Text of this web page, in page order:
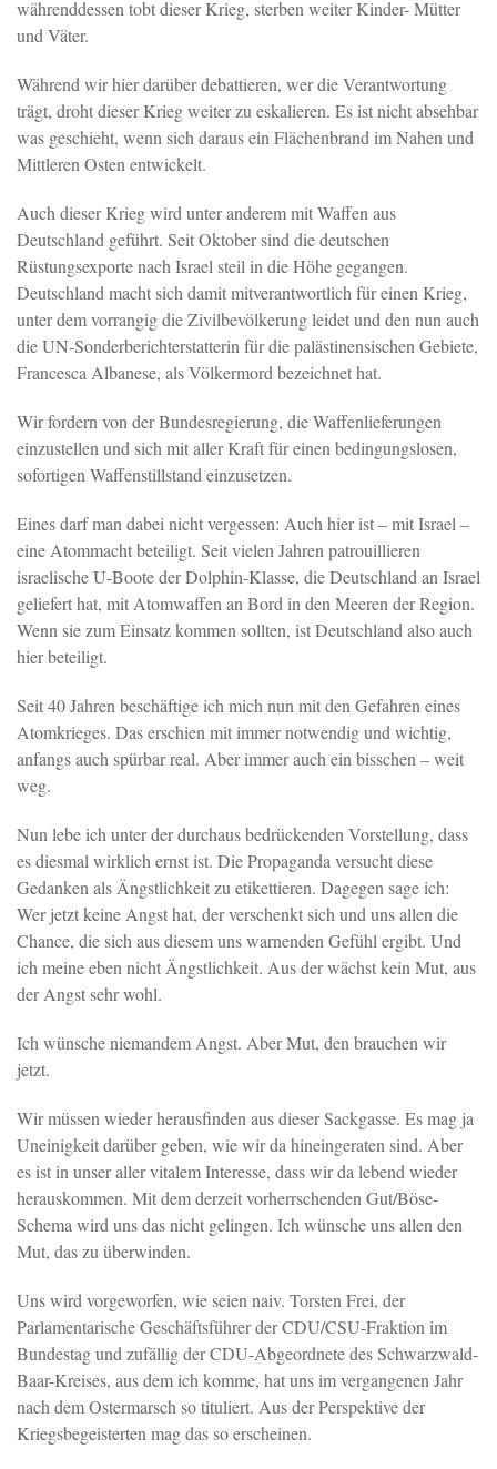
währenddessen tobt dieser Krieg, sterben weiter Kinder- Mütter
und Väter.
Während wir hier darüber debattieren, wer die Verantwortung
trägt, droht dieser Krieg weiter zu eskalieren. Es ist nicht absehbar
was geschieht, wenn sich daraus ein Flächenbrand im Nahen und
Mittleren Osten entwickelt.
Auch dieser Krieg wird unter anderem mit Waffen aus
Deutschland geführt. Seit Oktober sind die deutschen
Rüstungsexporte nach Israel steil in die Höhe gegangen.
Deutschland macht sich damit mitverantwortlich für einen Krieg,
unter dem vorrangig die Zivilbevölkerung leidet und den nun auch
die UN-Sonderberichterstatterin für die palästinensischen Gebiete,
Francesca Albanese, als Völkermord bezeichnet hat.
Wir fordern von der Bundesregierung, die Waffenlieferungen
einzustellen und sich mit aller Kraft für einen bedingungslosen,
sofortigen Waffenstillstand einzusetzen.
Eines darf man dabei nicht vergessen: Auch hier ist – mit Israel –
eine Atommacht beteiligt. Seit vielen Jahren patrouillieren
israelische U-Boote der Dolphin-Klasse, die Deutschland an Israel
geliefert hat, mit Atomwaffen an Bord in den Meeren der Region.
Wenn sie zum Einsatz kommen sollten, ist Deutschland also auch
hier beteiligt.
Seit 40 Jahren beschäftige ich mich nun mit den Gefahren eines
Atomkrieges. Das erschien mit immer notwendig und wichtig,
anfangs auch spürbar real. Aber immer auch ein bisschen – weit
weg.
Nun lebe ich unter der durchaus bedrückenden Vorstellung, dass
es diesmal wirklich ernst ist. Die Propaganda versucht diese
Gedanken als Ängstlichkeit zu etikettieren. Dagegen sage ich:
Wer jetzt keine Angst hat, der verschenkt sich und uns allen die
Chance, die sich aus diesem uns warnenden Gefühl ergibt. Und
ich meine eben nicht Ängstlichkeit. Aus der wächst kein Mut, aus
der Angst sehr wohl.
Ich wünsche niemandem Angst. Aber Mut, den brauchen wir
jetzt.
Wir müssen wieder herausfinden aus dieser Sackgasse. Es mag ja
Uneinigkeit darüber geben, wie wir da hineingeraten sind. Aber
es ist in unser aller vitalem Interesse, dass wir da lebend wieder
herauskommen. Mit dem derzeit vorherrschenden Gut/Böse-
Schema wird uns das nicht gelingen. Ich wünsche uns allen den
Mut, das zu überwinden.
Uns wird vorgeworfen, wie seien naiv. Torsten Frei, der
Parlamentarische Geschäftsführer der CDU/CSU-Fraktion im
Bundestag und zufällig der CDU-Abgeordnete des Schwarzwald-
Baar-Kreises, aus dem ich komme, hat uns im vergangenen Jahr
nach dem Ostermarsch so tituliert. Aus der Perspektive der
Kriegsbegeisterten mag das so erscheinen.